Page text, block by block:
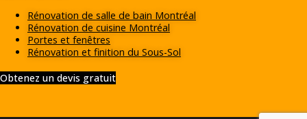
Rénovation de salle de bain Montréal
Rénovation de cuisine Montréal
Portes et fenêtres
Rénovation et finition du Sous-Sol
Obtenez un devis gratuit